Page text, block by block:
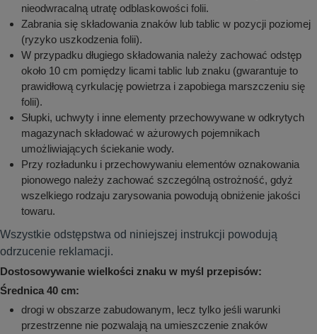
nieodwracalną utratę odblaskowości folii.
Zabrania się składowania znaków lub tablic w pozycji poziomej
(ryzyko uszkodzenia folii).
W przypadku długiego składowania należy zachować odstęp
około 10 cm pomiędzy licami tablic lub znaku (gwarantuje to
prawidłową cyrkulację powietrza i zapobiega marszczeniu się
folii).
Słupki, uchwyty i inne elementy przechowywane w odkrytych
magazynach składować w ażurowych pojemnikach
umożliwiających ściekanie wody.
Przy rozładunku i przechowywaniu elementów oznakowania
pionowego należy zachować szczególną ostrożność, gdyż
wszelkiego rodzaju zarysowania powodują obniżenie jakości
towaru.
Wszystkie odstępstwa od niniejszej instrukcji powodują
odrzucenie reklamacji.
Dostosowywanie wielkości znaku w myśl przepisów:
Średnica 40 cm:
drogi w obszarze zabudowanym, lecz tylko jeśli warunki
przestrzenne nie pozwalają na umieszczenie znaków